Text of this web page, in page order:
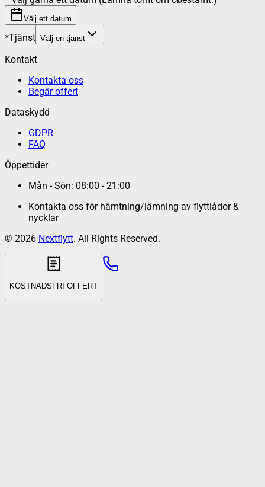
Välj ett datum
*Tjänst Välj en tjänst
Kontakt
Kontakta oss
Begär offert
Dataskydd
GDPR
FAQ
Öppettider
Mån - Sön: 08:00 - 21:00
Kontakta oss för hämtning/lämning av flyttlådor &
nycklar
© 2026 Nextflytt. All Rights Reserved.
KOSTNADSFRI OFFERT